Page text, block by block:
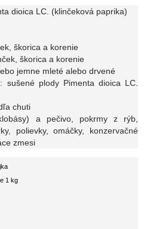
dioica LC. (klinčeková paprika)
škorica a korenie
škorica a korenie
jemne mleté ​​alebo drvené
sušené plody Pimenta dioica LC.
chuti
a pečivo, pokrmy z rýb,
polievky, omáčky, konzervačné
zmesi
1 kg